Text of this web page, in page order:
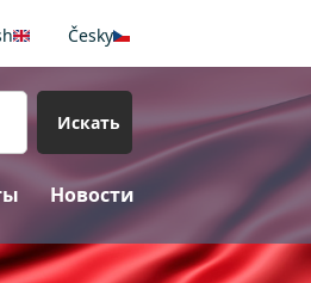
Česky
Искать
Новости